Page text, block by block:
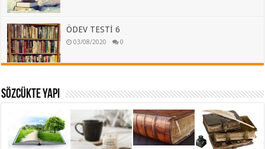
ÖDEV TESTİ 6
03/08/2020 0
SÖZCÜKTE YAPI